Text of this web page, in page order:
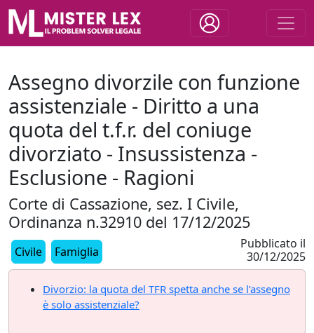
Assegno divorzile con funzione
assistenziale - Diritto a una
quota del t.f.r. del coniuge
divorziato - Insussistenza -
Esclusione - Ragioni
Corte di Cassazione, sez. I Civile,
Ordinanza n.32910 del 17/12/2025
Civile Famiglia
Pubblicato il
30/12/2025
Divorzio: la quota del TFR spetta anche se l’assegno
è solo assistenziale?